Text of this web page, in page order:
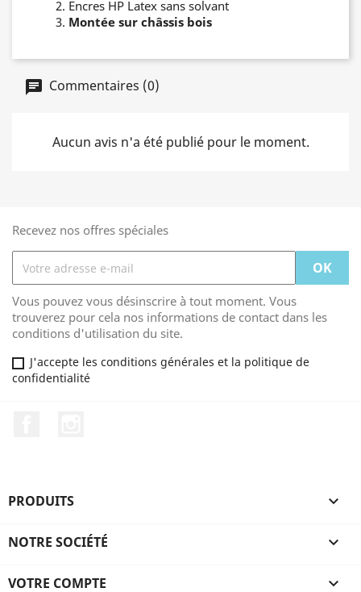
Encres HP Latex sans solvant
Montée sur châssis bois
Commentaires (0)
Aucun avis n'a été publié pour le moment.
Recevez nos offres spéciales
Vous pouvez vous désinscrire à tout moment. Vous
trouverez pour cela nos informations de contact dans les
conditions d'utilisation du site.
J'accepte les conditions générales et la politique de
confidentialité
PRODUITS 
NOTRE SOCIÉTÉ 
VOTRE COMPTE 